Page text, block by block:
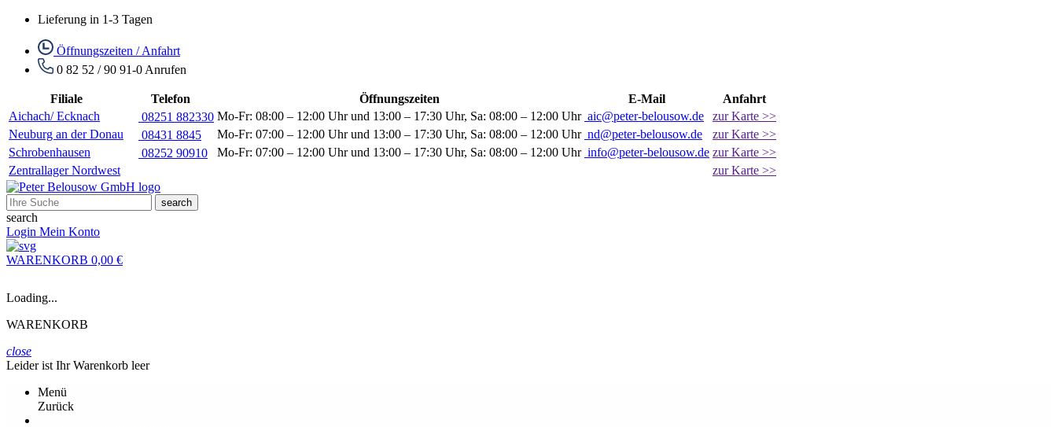
Lieferung in 1-3 Tagen
Öffnungszeiten / Anfahrt
0 82 52 / 90 91-0 Anrufen
Filiale Telefon Öffnungszeiten E-Mail
Anfahrt
Aichach/ Ecknach
08251 882330 Mo-Fr: 08:00 – 12:00 Uhr und 13:00 – 17:30 Uhr, Sa: 08:00 – 12:00 Uhr aic@peter-belousow.de
zur Karte >>
Neuburg an der Donau
08431 8845 Mo-Fr: 07:00 – 12:00 Uhr und 13:00 – 17:30 Uhr, Sa: 08:00 – 12:00 Uhr nd@peter-belousow.de
zur Karte >>
Schrobenhausen
08252 90910 Mo-Fr: 07:00 – 12:00 Uhr und 13:00 – 17:30 Uhr, Sa: 08:00 – 12:00 Uhr info@peter-belousow.de zur Karte >>
Zentrallager Nordwest
zur Karte >>
search
search
Login Mein Konto
WARENKORB 0,00 €
Loading...
WARENKORB
close
Leider ist Ihr Warenkorb leer
Menü
Zurück